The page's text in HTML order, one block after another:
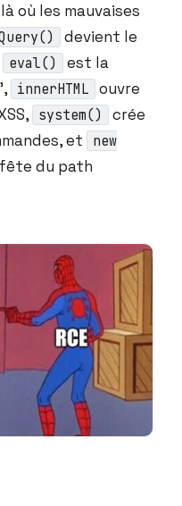
où les mauvaises
devient le
eval()
est la
innerHTML
ouvre
system()
crée
et
new
du path